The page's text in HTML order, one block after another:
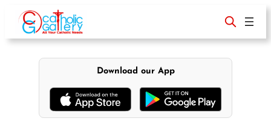
content
Download our App